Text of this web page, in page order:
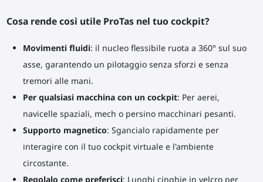
Cosa rende così utile ProTas nel tuo cockpit?
Movimenti fluidi: il nucleo flessibile ruota a 360° sul suo
asse, garantendo un pilotaggio senza sforzi e senza
tremori alle mani.
Per qualsiasi macchina con un cockpit: Per aerei,
navicelle spaziali, mech o persino macchinari pesanti.
Supporto magnetico: Sgancialo rapidamente per
interagire con il tuo cockpit virtuale e l'ambiente
circostante.
Regolalo come preferisci: Lunghi cinghie in velcro per